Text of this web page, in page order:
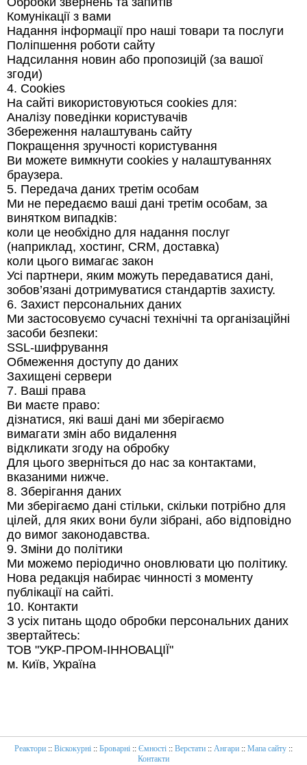
Комунікації з вами
Надання інформації про наші товари та послуги
Поліпшення роботи сайту
Надсилання новин або пропозицій (за вашої
згоди)
4. Cookies
На сайті використовуються cookies для:
Аналізу поведінки користувачів
Збереження налаштувань сайту
Покращення зручності користування
Ви можете вимкнути cookies у налаштуваннях
браузера.
5. Передача даних третім особам
Ми не передаємо ваші дані третім особам, за
винятком випадків:
коли це необхідно для надання послуг
(наприклад, хостинг, CRM, доставка)
коли цього вимагає закон
Усі партнери, яким можуть передаватися дані,
зобов’язані дотримуватися стандартів захисту.
6. Захист персональних даних
Ми застосовуємо сучасні технічні та організаційні
засоби безпеки:
SSL-шифрування
Обмеження доступу до даних
Захищені сервери
7. Ваші права
Ви маєте право:
дізнатися, які ваші дані ми зберігаємо
вимагати змін або видалення
відкликати згоду на обробку
Для цього зверніться до нас за контактами,
вказаними нижче.
8. Зберігання даних
Ми зберігаємо дані стільки, скільки потрібно для
цілей, для яких вони були зібрані, або відповідно
до вимог законодавства.
9. Зміни до політики
Ми можемо періодично оновлювати цю політику.
Нова редакція набирає чинності з моменту
публікації на сайті.
10. Контакти
З усіх питань щодо обробки персональних даних
звертайтесь:
ТОВ "УКР-ПРОМ-ІННОВАЦІЇ"
м. Київ, Україна
Реактори :: Віскокурні :: Броварні :: Ємності :: Верстати :: Ангари :: Мапа сайту ::
Контакти